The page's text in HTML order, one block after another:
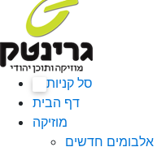
סל קניות
דף הבית
מוזיקה
אלבומים חדשים